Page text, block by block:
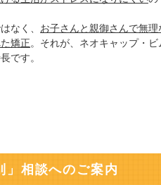
なく、 お子さんと親御さんで無
矯正。それが、ネオキャップ・
です。
」相談へのご案内